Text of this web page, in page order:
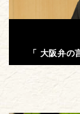
「 大阪弁